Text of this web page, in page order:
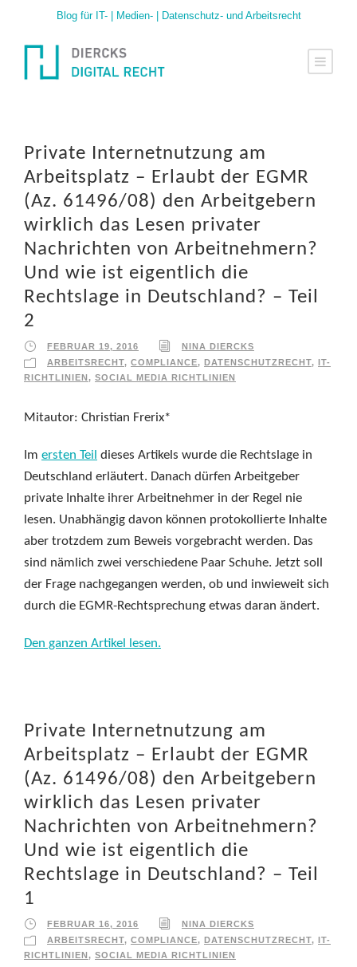
Blog für IT- | Medien- | Datenschutz- und Arbeitsrecht
Private Internetnutzung am
Arbeitsplatz – Erlaubt der EGMR
(Az. 61496/08) den Arbeitgebern
wirklich das Lesen privater
Nachrichten von Arbeitnehmern?
Und wie ist eigentlich die
Rechtslage in Deutschland? – Teil
2
FEBRUAR 19, 2016
NINA DIERCKS
ARBEITSRECHT, COMPLIANCE, DATENSCHUTZRECHT,
IT-
RICHTLINIEN, SOCIAL MEDIA RICHTLINIEN
Mitautor: Christian Frerix*
Im ersten Teil dieses Artikels wurde die Rechtslage in
Deutschland erläutert. Danach dürfen Arbeitgeber
private Inhalte ihrer Arbeitnehmer in der Regel nie
lesen. Unabhängig davon können protokollierte Inhalte
aber trotzdem zum Beweis vorgebracht werden. Das
sind nämlich zwei verschiedene Paar Schuhe. Jetzt soll
der Frage nachgegangen werden, ob und inwieweit sich
durch die EGMR-Rechtsprechung etwas daran ändert.
Den ganzen Artikel lesen.
Private Internetnutzung am
Arbeitsplatz – Erlaubt der EGMR
(Az. 61496/08) den Arbeitgebern
wirklich das Lesen privater
Nachrichten von Arbeitnehmern?
Und wie ist eigentlich die
Rechtslage in Deutschland? – Teil
1
FEBRUAR 16, 2016
NINA DIERCKS
ARBEITSRECHT, COMPLIANCE, DATENSCHUTZRECHT,
IT-
RICHTLINIEN, SOCIAL MEDIA RICHTLINIEN